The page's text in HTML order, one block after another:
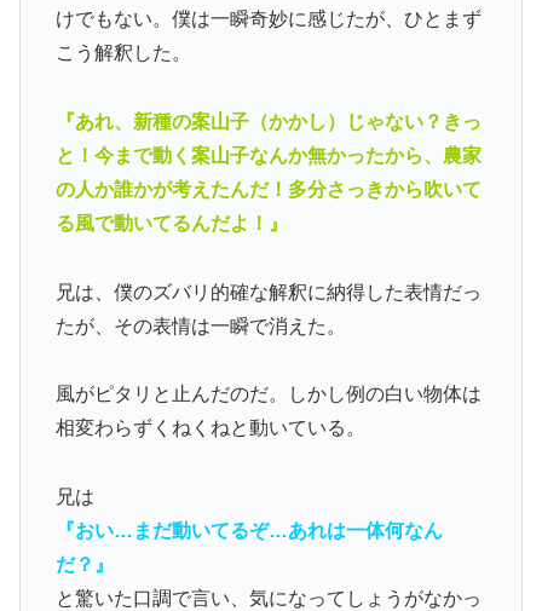
けでもない。僕は一瞬奇妙に感じたが、ひとまず
こう解釈した。
『あれ、新種の案山子（かかし）じゃない？きっ
と！今まで動く案山子なんか無かったから、農家
の人か誰かが考えたんだ！多分さっきから吹いて
る風で動いてるんだよ！』
兄は、僕のズバリ的確な解釈に納得した表情だっ
たが、その表情は一瞬で消えた。
風がピタリと止んだのだ。しかし例の白い物体は
相変わらずくねくねと動いている。
兄は
『おい…まだ動いてるぞ…あれは一体何なん
だ？』
と驚いた口調で言い、気になってしょうがなかっ